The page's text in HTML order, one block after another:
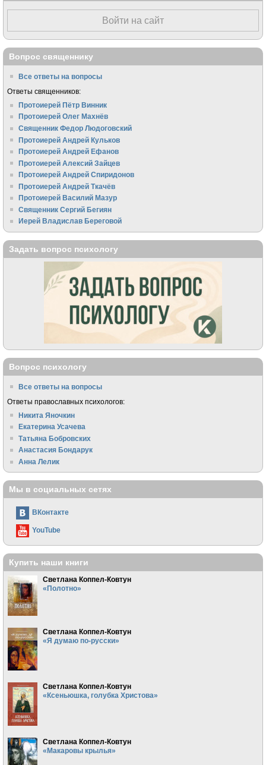
Войти на сайт
Вопрос священнику
Все ответы на вопросы
Ответы священников:
Протоиерей Пётр Винник
Протоиерей Олег Махнёв
Священник Федор Людоговский
Протоиерей Андрей Кульков
Протоиерей Андрей Ефанов
Протоиерей Алексий Зайцев
Протоиерей Андрей Спиридонов
Протоиерей Андрей Ткачёв
Протоиерей Василий Мазур
Священник Сергий Бегиян
Иерей Владислав Береговой
Задать вопрос психологу
Вопрос психологу
Все ответы на вопросы
Ответы православных психологов:
Никита Яночкин
Екатерина Усачева
Татьяна Бобровских
Анастасия Бондарук
Анна Лелик
Мы в социальных сетях
ВКонтакте
YouTube
Купить наши книги
Светлана Коппел-Ковтун
«Полотно»
Светлана Коппел-Ковтун
«Я думаю по-русски»
Светлана Коппел-Ковтун
«Ксеньюшка, голубка Христова»
Светлана Коппел-Ковтун
«Макаровы крылья»